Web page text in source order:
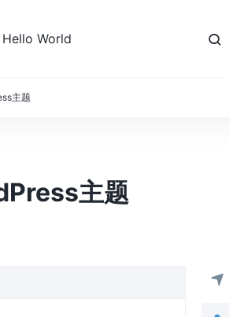
Hello World
主题
主题